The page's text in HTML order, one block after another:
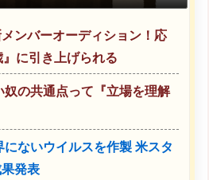
メンバーオーディション！応
に引き上げられる
奴の共通点って『立場を理解
にないウイルスを作製 米スタ
発表